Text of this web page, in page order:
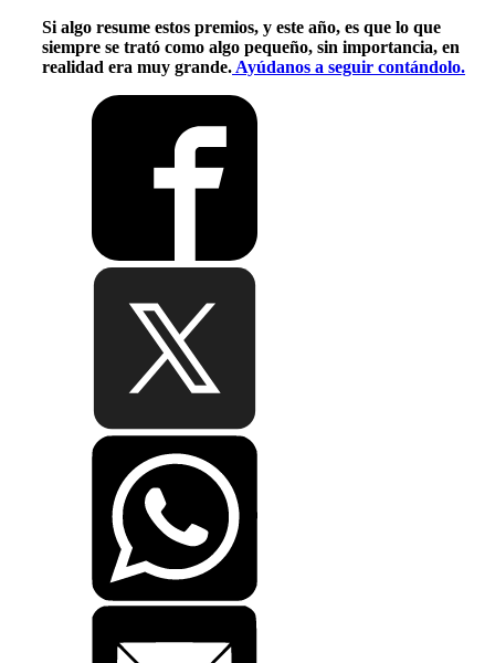
Si algo resume estos premios, y este año, es que lo que
siempre se trató como algo pequeño, sin importancia, en
realidad era muy grande. Ayúdanos a seguir contándolo.